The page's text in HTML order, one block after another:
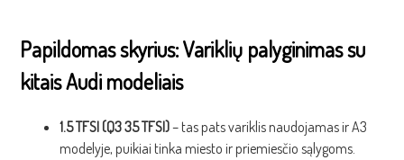
Papildomas skyrius: Variklių palyginimas su
kitais Audi modeliais
1.5 TFSI (Q3 35 TFSI)– tas pats variklis naudojamas ir A3
modelyje, puikiai tinka miesto ir priemiesčio sąlygoms.